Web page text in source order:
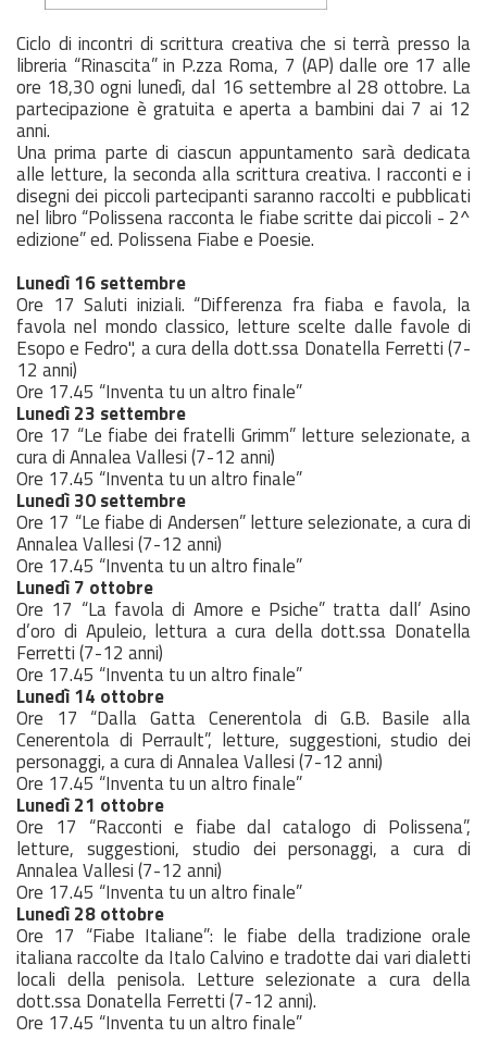
Ciclo di incontri di scrittura creativa che si terrà presso la
libreria “Rinascita” in P.zza Roma, 7 (AP) dalle ore 17 alle
ore 18,30 ogni lunedì, dal 16 settembre al 28 ottobre. La
partecipazione è gratuita e aperta a bambini dai 7 ai 12
anni.
Una prima parte di ciascun appuntamento sarà dedicata
alle letture, la seconda alla scrittura creativa. I racconti e i
disegni dei piccoli partecipanti saranno raccolti e pubblicati
nel libro “Polissena racconta le fiabe scritte dai piccoli - 2^
edizione” ed. Polissena Fiabe e Poesie.
Lunedì 16 settembre
Ore 17 Saluti iniziali. “Differenza fra fiaba e favola, la
favola nel mondo classico, letture scelte dalle favole di
Esopo e Fedro", a cura della dott.ssa Donatella Ferretti (7-
12 anni)
Ore 17.45 “Inventa tu un altro finale”
Lunedì 23 settembre
Ore 17 “Le fiabe dei fratelli Grimm” letture selezionate, a
cura di Annalea Vallesi (7-12 anni)
Ore 17.45 “Inventa tu un altro finale”
Lunedì 30 settembre
Ore 17 “Le fiabe di Andersen” letture selezionate, a cura di
Annalea Vallesi (7-12 anni)
Ore 17.45 “Inventa tu un altro finale”
Lunedì 7 ottobre
Ore 17 “La favola di Amore e Psiche” tratta dall’ Asino
d’oro di Apuleio, lettura a cura della dott.ssa Donatella
Ferretti (7-12 anni)
Ore 17.45 “Inventa tu un altro finale”
Lunedì 14 ottobre
Ore 17 “Dalla Gatta Cenerentola di G.B. Basile alla
Cenerentola di Perrault”, letture, suggestioni, studio dei
personaggi, a cura di Annalea Vallesi (7-12 anni)
Ore 17.45 “Inventa tu un altro finale”
Lunedì 21 ottobre
Ore 17 “Racconti e fiabe dal catalogo di Polissena”,
letture, suggestioni, studio dei personaggi, a cura di
Annalea Vallesi (7-12 anni)
Ore 17.45 “Inventa tu un altro finale”
Lunedì 28 ottobre
Ore 17 “Fiabe Italiane”: le fiabe della tradizione orale
italiana raccolte da Italo Calvino e tradotte dai vari dialetti
locali della penisola. Letture selezionate a cura della
dott.ssa Donatella Ferretti (7-12 anni).
Ore 17.45 “Inventa tu un altro finale”